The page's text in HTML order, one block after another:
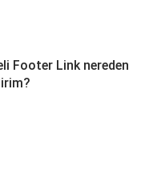
Footer Link nereden